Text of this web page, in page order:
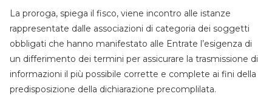
La proroga, spiega il fisco, viene incontro alle istanze
rappresentate dalle associazioni di categoria dei soggetti
obbligati che hanno manifestato alle Entrate l’esigenza di
un differimento dei termini per assicurare la trasmissione di
informazioni il più possibile corrette e complete ai fini della
predisposizione della dichiarazione precomplilata.